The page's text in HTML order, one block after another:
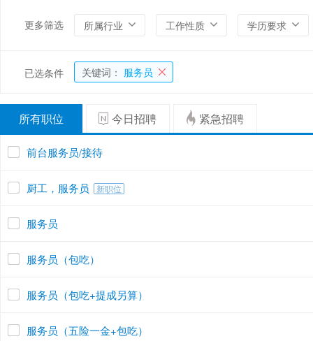
更多筛选 所属行业 工作性质 学历要求
已选条件 关键词： 服务员
所有职位 今日招聘 紧急招聘
前台服务员/接待
厨工，服务员 新职位
服务员
服务员（包吃）
服务员（包吃+提成另算）
服务员（五险一金+包吃）